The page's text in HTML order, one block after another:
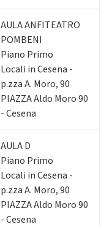
AULA ANFITEATRO
POMBENI
Piano Primo
Locali in Cesena -
p.zza A. Moro, 90
PIAZZA Aldo Moro 90
- Cesena
AULA D
Piano Primo
Locali in Cesena -
p.zza A. Moro, 90
PIAZZA Aldo Moro 90
- Cesena